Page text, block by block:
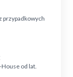
przypadkowych
od lat.